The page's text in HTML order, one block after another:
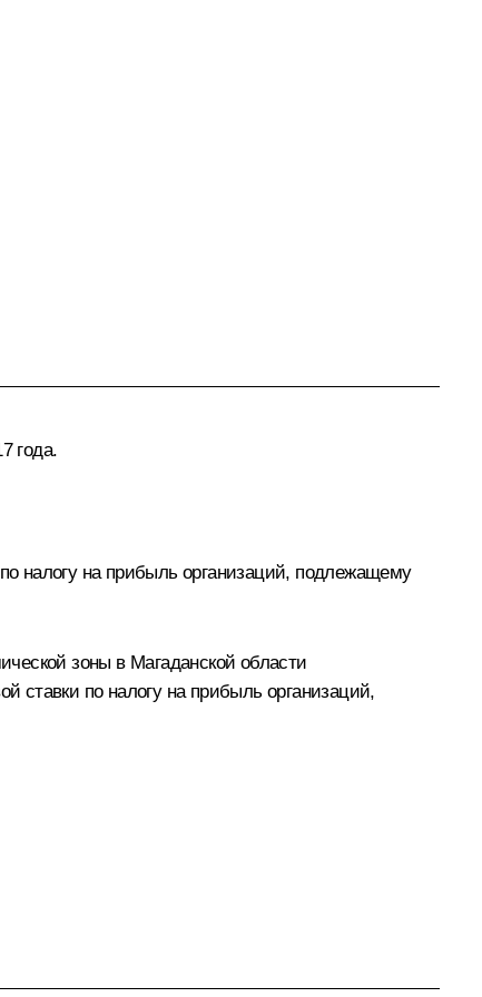
года.
налогу на прибыль организаций, подлежащему
зоны в Магаданской области
ставки по налогу на прибыль организаций,